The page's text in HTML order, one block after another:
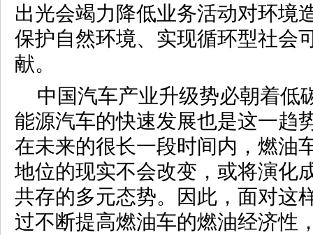
出光会竭力降低业务活动对环境
保护自然环境、实现循环型社会
献。
中国汽车产业升级势必朝着低
能源汽车的快速发展也是这一趋
在未来的很长一段时间内，燃油
地位的现实不会改变，或将演化
共存的多元态势。因此，面对这
过不断提高燃油车的燃油经济性